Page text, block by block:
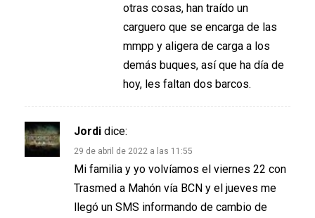
otras cosas, han traído un
carguero que se encarga de las
mmpp y aligera de carga a los
demás buques, así que ha día de
hoy, les faltan dos barcos.
Jordi dice:
29 de abril de 2022 a las 11:55
Mi familia y yo volvíamos el viernes 22 con
Trasmed a Mahón vía BCN y el jueves me
llegó un SMS informando de cambio de